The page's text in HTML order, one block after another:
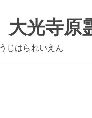
光寺原
じはられいえん